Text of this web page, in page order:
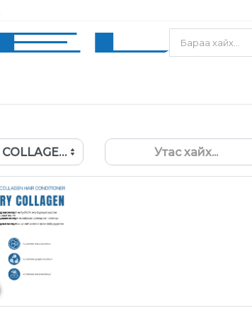
HC LUXURY COLLAGEN бальзам 250мл Утас хайх...